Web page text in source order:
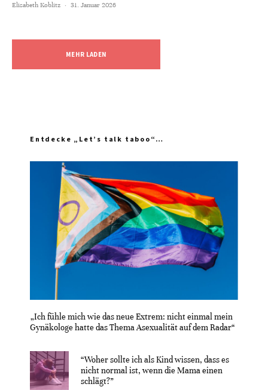
Elisabeth Koblitz · 31. Januar 2026
MEHR LADEN
Entdecke „Let’s talk taboo“…
„Ich fühle mich wie das neue Extrem: nicht einmal mein
Gynäkologe hatte das Thema Asexualität auf dem Radar“
“Woher sollte ich als Kind wissen, dass es
nicht normal ist, wenn die Mama einen
schlägt?”